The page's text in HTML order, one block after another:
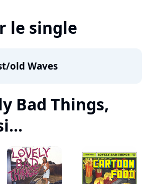
le single
old Waves
Bad Things,